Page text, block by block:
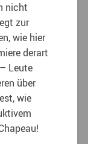
nicht
zur
wie hier
derart
Leute
über
wie